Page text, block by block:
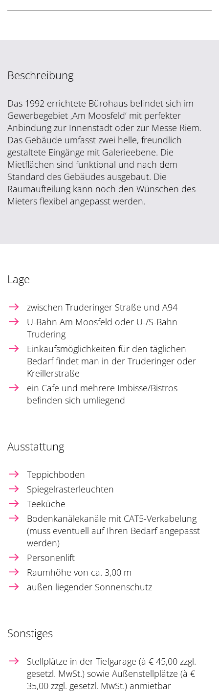
Beschreibung
Das 1992 errichtete Bürohaus befindet sich im
Gewerbegebiet ‚Am Moosfeld‘ mit perfekter
Anbindung zur Innenstadt oder zur Messe Riem.
Das Gebäude umfasst zwei helle, freundlich
gestaltete Eingänge mit Galerieebene. Die
Mietflächen sind funktional und nach dem
Standard des Gebäudes ausgebaut. Die
Raumaufteilung kann noch den Wünschen des
Mieters flexibel angepasst werden.
Lage
zwischen Truderinger Straße und A94
U-Bahn Am Moosfeld oder U-/S-Bahn
Trudering
Einkaufsmöglichkeiten für den täglichen
Bedarf findet man in der Truderinger oder
Kreillerstraße
ein Cafe und mehrere Imbisse/Bistros
befinden sich umliegend
Ausstattung
Teppichboden
Spiegelrasterleuchten
Teeküche
Bodenkanälekanäle mit CAT5-Verkabelung
(muss eventuell auf Ihren Bedarf angepasst
werden)
Personenlift
Raumhöhe von ca. 3,00 m
außen liegender Sonnenschutz
Sonstiges
Stellplätze in der Tiefgarage (à € 45,00 zzgl.
gesetzl. MwSt.) sowie Außenstellplätze (à €
35,00 zzgl. gesetzl. MwSt.) anmietbar